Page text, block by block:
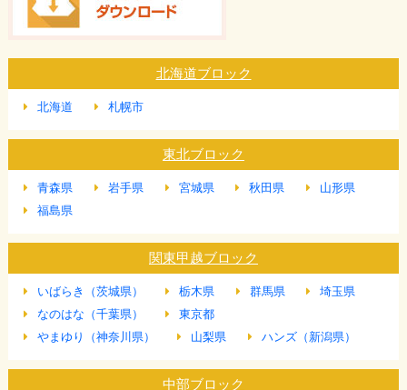
北海道ブロック
北海道 札幌市
東北ブロック
青森県 岩手県 宮城県 秋田県
山形県
福島県
関東甲越ブロック
いばらき（茨城県） 栃木県 群馬県
埼玉県
なのはな（千葉県）
東京都
やまゆり（神奈川県）
山梨県 ハンズ（新潟県）
中部ブロック